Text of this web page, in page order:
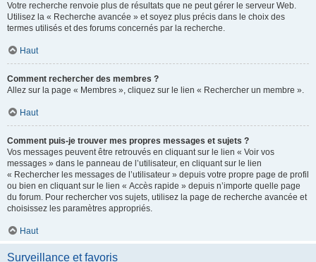
Votre recherche renvoie plus de résultats que ne peut gérer le serveur Web.
Utilisez la « Recherche avancée » et soyez plus précis dans le choix des
termes utilisés et des forums concernés par la recherche.
Haut
Comment rechercher des membres ?
Allez sur la page « Membres », cliquez sur le lien « Rechercher un membre ».
Haut
Comment puis-je trouver mes propres messages et sujets ?
Vos messages peuvent être retrouvés en cliquant sur le lien « Voir vos
messages » dans le panneau de l’utilisateur, en cliquant sur le lien
« Rechercher les messages de l’utilisateur » depuis votre propre page de profil
ou bien en cliquant sur le lien « Accès rapide » depuis n’importe quelle page
du forum. Pour rechercher vos sujets, utilisez la page de recherche avancée et
choisissez les paramètres appropriés.
Haut
Surveillance et favoris